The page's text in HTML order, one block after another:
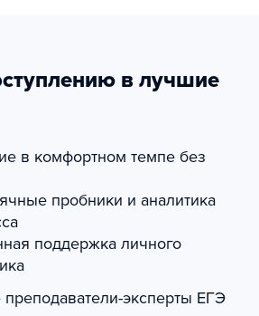
в лучшие
в комфортном темпе без
пробники и аналитика
поддержка личного
эксперты ЕГЭ